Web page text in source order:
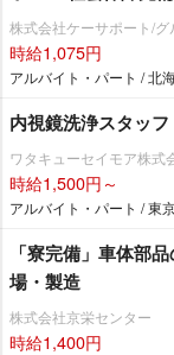
株式会社ケーサポート/
時給1,075円
アルバイト・パート / 北
内視鏡洗浄スタッフ
ワタキューセイモア株式
時給1,500円～
アルバイト・パート / 東
「寮完備」車体部
場・製造
株式会社京栄センター
時給1,400円